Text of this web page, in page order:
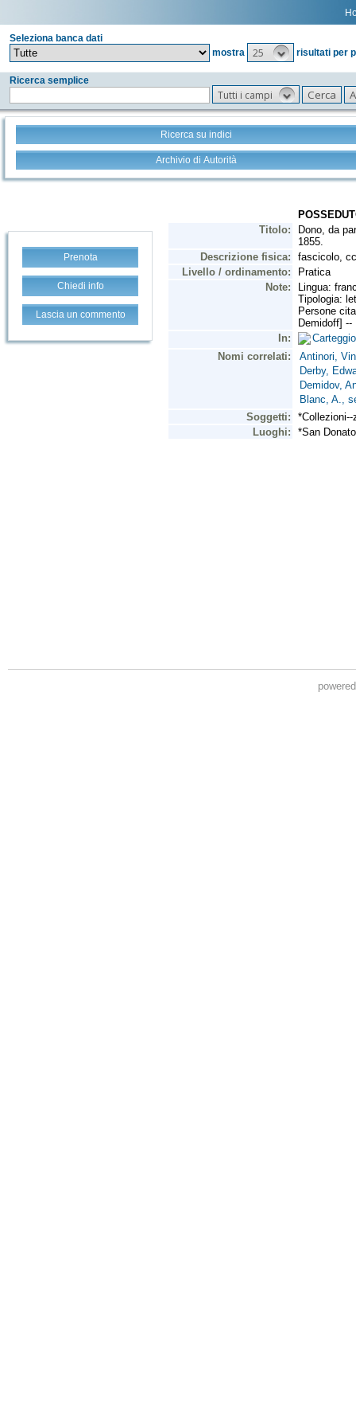
Seleziona banca dati
mostra
25 risultati per
Ricerca semplice
Tutti i campi
Ricerca su indici
Archivio di Autorità
Prenota
Chiedi info
Lascia un commento